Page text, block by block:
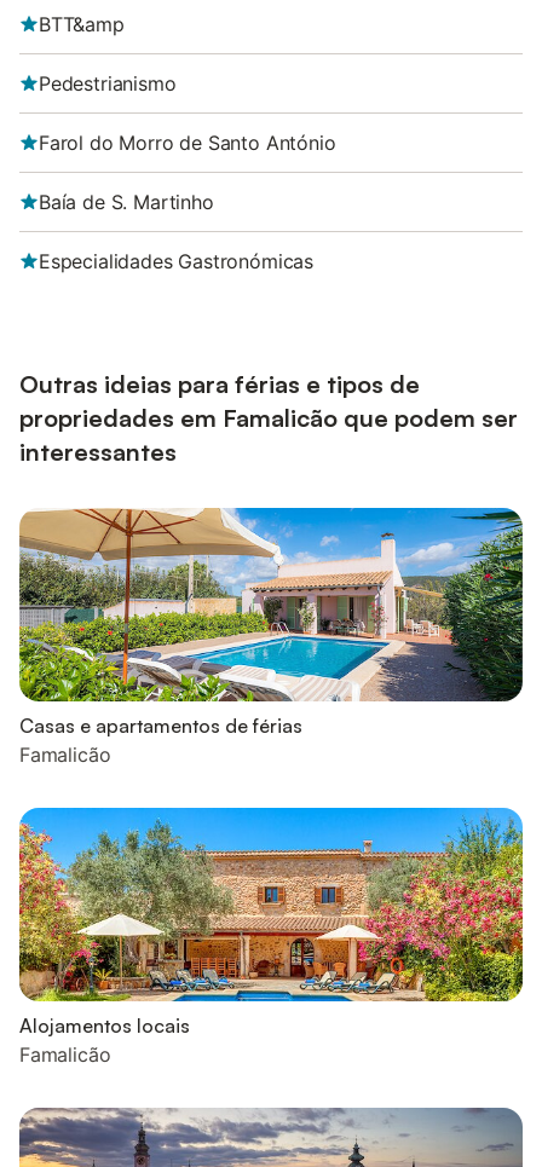
BTT&amp
Pedestrianismo
Farol do Morro de Santo António
Baía de S. Martinho
Especialidades Gastronómicas
Outras ideias para férias e tipos de
propriedades em Famalicão que podem ser
interessantes
Casas e apartamentos de férias
Famalicão
Alojamentos locais
Famalicão